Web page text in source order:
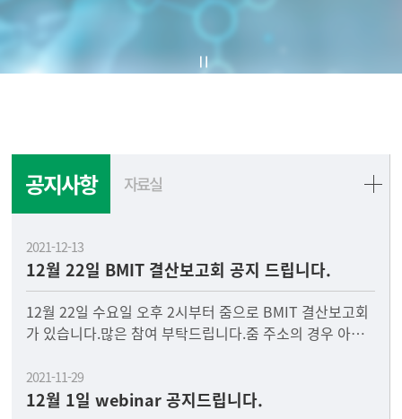
공지사항 자료실
2021-12-13
12월 22일 BMIT 결산보고회 공지 드립니다.
12월 22일 수요일 오후 2시부터 줌으로 BMIT 결산보고회
가 있습니다.많은 참여 부탁드립니다.줌 주소의 경우 아래
2021-11-29
12월 1일 webinar 공지드립니다.